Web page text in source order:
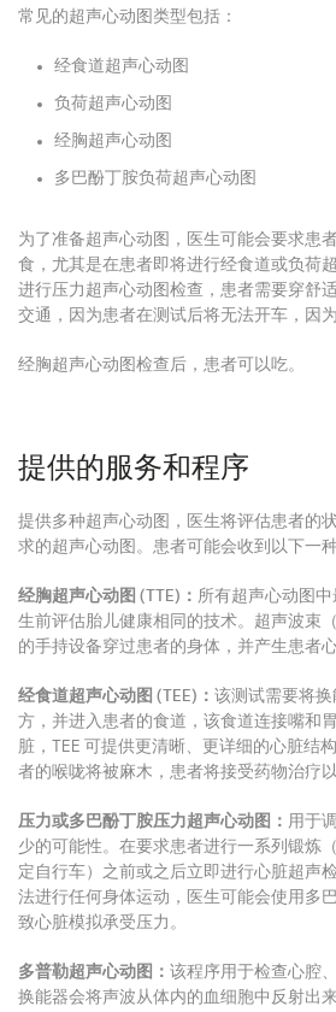
常见的超声心动图类型包括：
经食道超声心动图
负荷超声心动图
经胸超声心动图
多巴酚丁胺负荷超声心动图
为了准备超声心动图，医生可能会要求患
食，尤其是在患者即将进行经食道或负荷
进行压力超声心动图检查，患者需要穿舒适
交通，因为患者在测试后将无法开车，因
经胸超声心动图检查后，患者可以吃。
提供的服务和程序
提供多种超声心动图，医生将评估患者的
求的超声心动图。 患者可能会收到以下一
经胸超声心动图 (TTE)： 所有超声心动图中
生前评估胎儿健康相同的技术。 超声波束
的手持设备穿过患者的身体，并产生患者
经食道超声心动图 (TEE)： 该测试需要将
方，并进入患者的食道，该食道连接嘴和胃
脏，TEE 可提供更清晰、更详细的心脏结构
者的喉咙将被麻木，患者将接受药物治疗
压力或多巴酚丁胺压力超声心动图： 用于
少的可能性。 在要求患者进行一系列锻炼
定自行车）之前或之后立即进行心脏超声检
法进行任何身体运动，医生可能会使用多
致心脏模拟承受压力。
多普勒超声心动图： 该程序用于检查心腔
换能器会将声波从体内的血细胞中反射出